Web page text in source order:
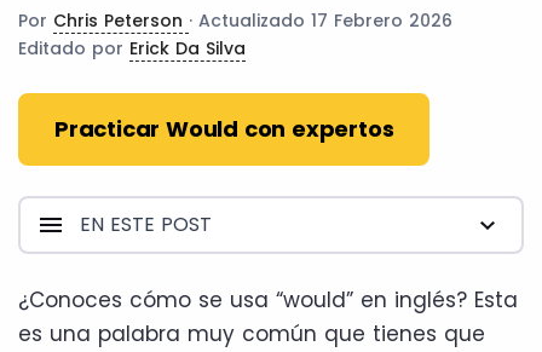
Por Chris Peterson · Actualizado 17 Febrero 2026
Editado por Erick Da Silva
Practicar Would con expertos
EN ESTE POST
¿Conoces cómo se usa “would” en inglés? Esta
es una palabra muy común que tienes que